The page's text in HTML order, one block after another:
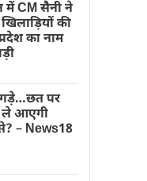
में CM सैनी ने
की
का नाम
पर
ले आएगी
– News18